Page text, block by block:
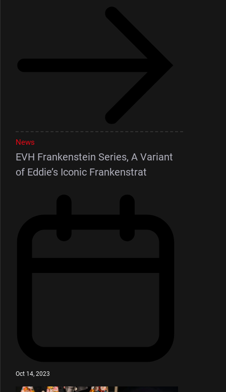
News
EVH Frankenstein Series, A Variant
of Eddie’s Iconic Frankenstrat
Oct 14, 2023